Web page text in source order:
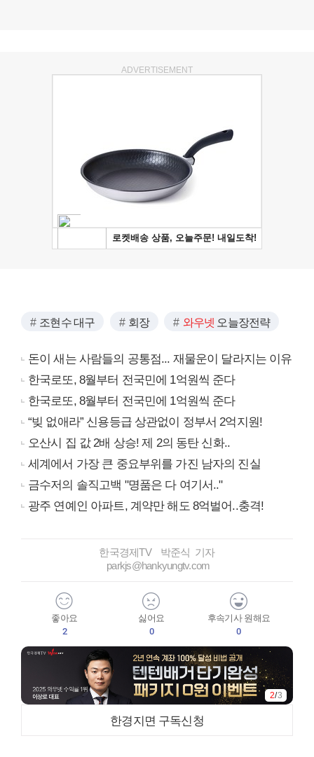
ADVERTISEMENT
조현수 대구 회장 와우넷 오늘장전략
돈이 새는 사람들의 공통점... 재물운이 달라지는 이유
한국로또, 8월부터 전국민에 1억원씩 준다
한국로또, 8월부터 전국민에 1억원씩 준다
“빚 없애라” 신용등급 상관없이 정부서 2억지원!
오산시 집 값 2배 상승! 제 2의 동탄 신화..
세계에서 가장 큰 중요부위를 가진 남자의 진실
금수저의 솔직고백 "명품은 다 여기서.."
광주 연예인 아파트, 계약만 해도 8억벌어..충격!
한국경제TV 박준식 기자
parkjs@hankyungtv.com
좋아요
2
싫어요
0
후속기사 원해요
0
2/3
한경지면 구독신청